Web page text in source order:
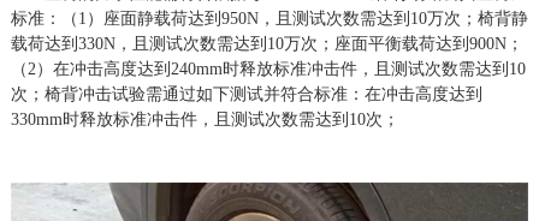
标准：（1）座面静载荷达到950N，且测试次数需达到10万次；椅背静
载荷达到330N，且测试次数需达到10万次；座面平衡载荷达到900N；
（2）在冲击高度达到240mm时释放标准冲击件，且测试次数需达到10
次；椅背冲击试验需通过如下测试并符合标准：在冲击高度达到
330mm时释放标准冲击件，且测试次数需达到10次；